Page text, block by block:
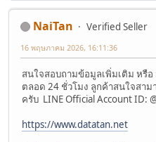
NaiTan
Verified Seller
16 พฤษภาคม 2026, 16:11:36
สนใจสอบถามข้อมูลเพิ่มเติม หรือ
ตลอด 24 ชั่วโมง ลูกค้าสนใจสาม
ครับ LINE Official Account ID:
https://www.datatan.net